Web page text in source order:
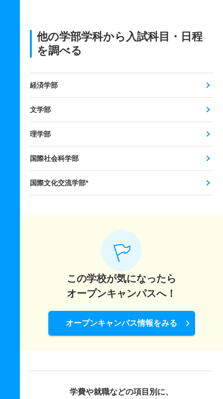
他の学部学科から入試科目・日程
を調べる
経済学部
文学部
理学部
国際社会科学部
国際文化交流学部*
この学校が気になったら
オープンキャンパスへ！
オープンキャンパス情報をみる
学費や就職などの項目別に、